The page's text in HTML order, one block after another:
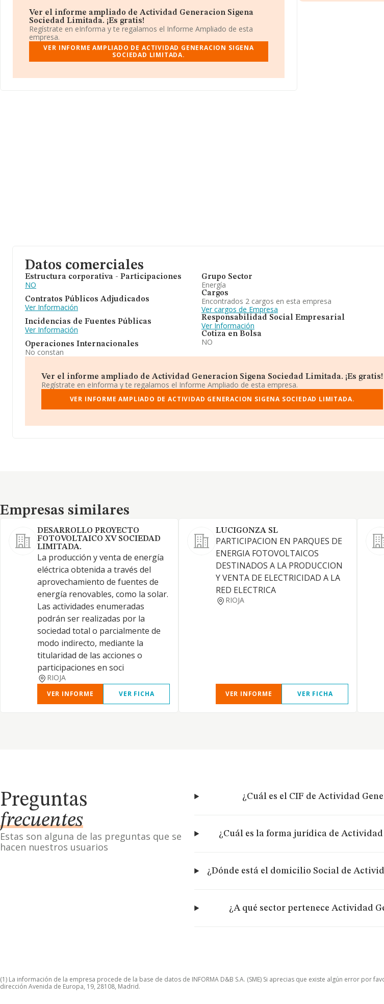
de energía eléctrica', código 3512. La empresa no tiene actividad en mercados
exteriores.
La empresaActividad Generacion Sigena Sociedad Limitada
encuentra en Calle General Gallarza núm. 3 Piso 2 Dr, (26500), en el municipio de
Calahorra, La Rioja.
facturación en el ámbito nacional alcanza los 23.269 millones de euros y se
Ver el informe ampliado de Actividad Generacion Sigena
Sociedad Limitada. ¡Es gratis!
Regístrate en eInforma y te regalamos el Informe Ampliado de esta
empresa.
VER INFORME AMPLIADO DE ACTIVIDAD GENERACION SIGENA
SOCIEDAD LIMITADA.
Datos comerciales
Estructura corporativa - Participaciones
NO
Contratos Públicos Adjudicados
Ver Información
Incidencias de Fuentes Públicas
Ver Información
Operaciones Internacionales
No constan
Grupo Sector
Energía
Cargos
Encontrados 2 cargos en esta empresa
Ver cargos de Empresa
Responsabilidad Social Empresarial
Ver Información
Cotiza en Bolsa
NO
Ver el informe ampliado de Actividad Generacion Sigena Sociedad Limitada. ¡Es gratis!
Regístrate en eInforma y te regalamos el Informe Ampliado de esta empresa.
VER INFORME AMPLIADO DE ACTIVIDAD GENERACION SIGENA SOCIEDAD LIMITADA.
Empresas similares
Empresas similares
DESARROLLO PROYECTO
FOTOVOLTAICO XV SOCIEDAD
LIMITADA.
La producción y venta de energía
eléctrica obtenida a través del
aprovechamiento de fuentes de
energía renovables, como la solar.
Las actividades enumeradas
podrán ser realizadas por la
sociedad total o parcialmente de
modo indirecto, mediante la
titularidad de las acciones o
participaciones en soci
RIOJA
VER INFORME VER FICHA
LUCIGONZA SL
PARTICIPACION EN PARQUES DE
ENERGIA FOTOVOLTAICOS
DESTINADOS A LA PRODUCCION
Y VENTA DE ELECTRICIDAD A LA
RED ELECTRICA
RIOJA
VER INFORME VER FICHA
Preguntas
frecuentes
Estas son alguna de las preguntas que se
hacen nuestros usuarios
¿Cuál es el CIF de Actividad
¿Cuál es la forma jurídica de
¿Dónde está el domicilio Social de
¿A qué sector pertenece Actividad
(1) La información de la empresa procede de la base de datos de INFORMA D&B S.A. (SME) Si aprecias que existe algún error por
dirección Avenida de Europa, 19, 28108, Madrid.